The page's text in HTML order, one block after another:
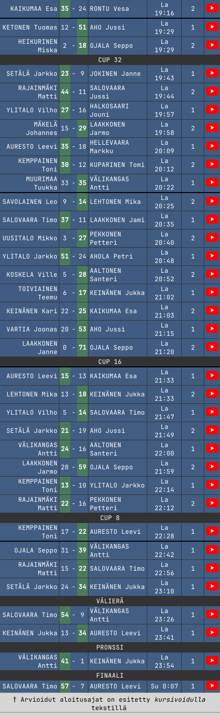
KAIKUMAA Esa 35 - 24 RONTU Vesa
La
19:16
2
KETONEN Tuomas 12 - 51 AHO Jussi
La
19:29
1
HEIKURINEN
Miska
2 - 18 OJALA Seppo
La
19:29
2
CUP 32
SETÄLÄ Jarkko 23 - 9 JOKINEN Janne
La
19:43
1
RAJAINMÄKI
Matti
44 - 11 SALOVAARA
Jussi
La
19:44
2
YLITALO Vilho 27 - 16 HALKOSAARI
Jouni
La
19:57
1
MÄKELÄ
Johannes
15 - 29 LAAKKONEN
Jarmo
La
19:58
2
AURESTO Leevi 35 - 18 HELLEVAARA
Markku
La
20:09
1
KEMPPAINEN
Toni
30 - 12 KUPARINEN Tomi
La
20:12
2
MUURIMAA
Tuukka
33 - 35 VÄLIKANGAS
Antti
La
20:22
1
SAVOLAINEN Leo 9 - 14 LEHTONEN Mika
La
20:25
2
SALOVAARA Timo 37 - 11 LAAKKONEN Jami
La
20:35
1
UUSITALO Mikko 3 - 27 PEKKONEN
Petteri
La
20:40
2
YLITALO Jarkko 51 - 24 AHOLA Petri
La
20:48
1
KOSKELA Ville 5 - 28 AALTONEN
Santeri
La
20:52
2
TOIVIAINEN
Teemu
6 - 17 KEINÄNEN Jukka
La
21:02
1
KEINÄNEN Kari 22 - 25 KAIKUMAA Esa
La
21:03
2
VARTIA Joonas 20 - 53 AHO Jussi
La
21:15
1
LAAKKONEN
Janne
0 - 71 OJALA Seppo
La
21:20
2
CUP 16
AURESTO Leevi 15 - 13 KAIKUMAA Esa
La
21:33
1
LEHTONEN Mika 13 - 18 KEINÄNEN Jukka
La
21:33
2
YLITALO Vilho 5 - 14 SALOVAARA Timo
La
21:47
1
SETÄLÄ Jarkko 21 - 19 AHO Jussi
La
21:49
2
VÄLIKANGAS
Antti
24 - 16 AALTONEN
Santeri
La
22:00
1
LAAKKONEN
Jarmo
28 - 59 OJALA Seppo
La
21:59
2
KEMPPAINEN
Toni
13 - 10 YLITALO Jarkko
La
22:14
1
RAJAINMÄKI
Matti
22 - 16 PEKKONEN
Petteri
La
22:12
2
CUP 8
KEMPPAINEN
Toni
17 - 22 AURESTO Leevi
La
22:28
1
OJALA Seppo 31 - 39 VÄLIKANGAS
Antti
La
22:42
1
RAJAINMÄKI
Matti
15 - 22 SALOVAARA Timo
La
22:56
1
SETÄLÄ Jarkko 24 - 34 KEINÄNEN Jukka
La
23:10
1
VÄLIERÄ
SALOVAARA Timo 54 - 9
VÄLIKANGAS
Antti
La
23:26
1
KEINÄNEN Jukka 13 - 34 AURESTO Leevi
La
23:41
1
PRONSSI
VÄLIKANGAS
Antti
41 - 1 KEINÄNEN Jukka
La
23:54
1
FINAALI
SALOVAARA Timo 57 - 7 AURESTO Leevi Su 0:07
1
† Arvioidut aloitusajat on esitetty kursivoidulla
tekstillä